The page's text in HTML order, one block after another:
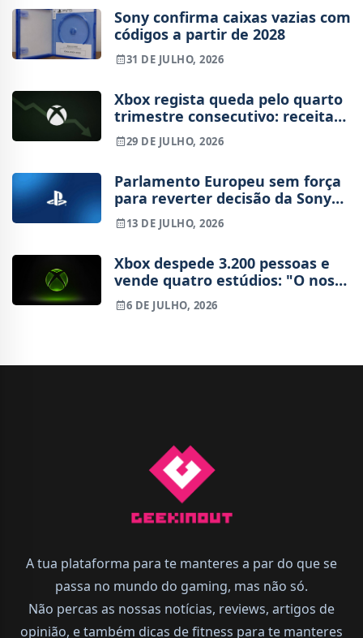
Sony confirma caixas vazias com
códigos a partir de 2028
31 DE JULHO, 2026
Xbox regista queda pelo quarto
trimestre consecutivo: receitas
de hardware e conteúdo em
queda
29 DE JULHO, 2026
Parlamento Europeu sem força
para reverter decisão da Sony
de fabricar jogos em disco
13 DE JULHO, 2026
Xbox despede 3.200 pessoas e
vende quatro estúdios: "O nosso
negócio não está saudável"
6 DE JULHO, 2026
A tua plataforma para te manteres a par do que se
passa no mundo do gaming, mas não só.
Não percas as nossas notícias, reviews, artigos de
opinião, e também dicas de fitness para te manteres